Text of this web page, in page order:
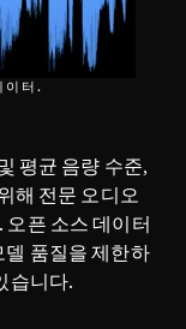
이터.
평균 음량 수준,
해 전문 오디오
픈 소스 데이터
품질을 제한하
습니다.